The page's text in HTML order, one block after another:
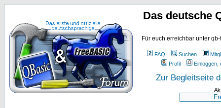
Das deutsche
Für euch erreichbar unter
FAQ Suchen
Profil
Einloggen,
Zur Begleitseite